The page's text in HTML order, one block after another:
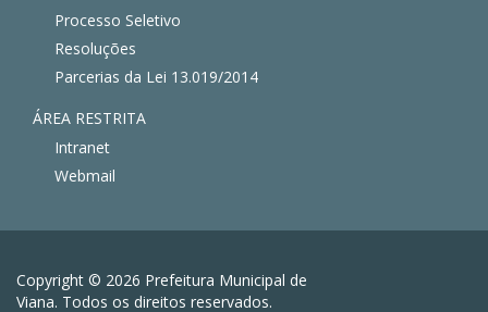
Processo Seletivo
Resoluções
Parcerias da Lei 13.019/2014
ÁREA RESTRITA
Intranet
Webmail
Copyright © 2026 Prefeitura Municipal de
Viana. Todos os direitos reservados.